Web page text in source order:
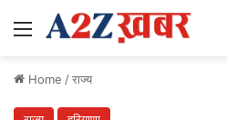
Menu
Home /राज्य